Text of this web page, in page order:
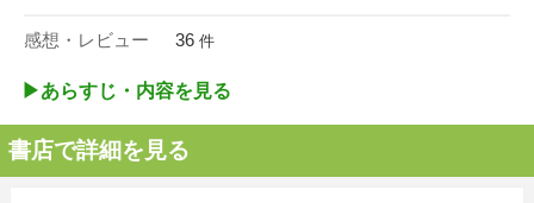
感想・レビュー 36 件
▶︎あらすじ・内容を見る
書店で詳細を見る